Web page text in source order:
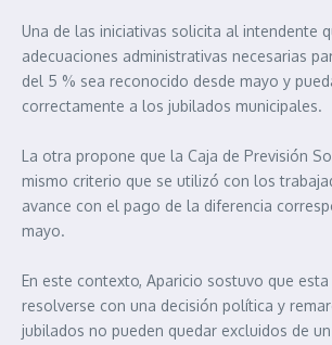
Una de las iniciativas solicita al intendente
adecuaciones administrativas necesarias
del 5 % sea reconocido desde mayo y
correctamente a los jubilados municipales.
La otra propone que la Caja de Previsión
mismo criterio que se utilizó con los
avance con el pago de la diferencia
mayo.
En este contexto, Aparicio sostuvo que
resolverse con una decisión política y
jubilados no pueden quedar excluidos de